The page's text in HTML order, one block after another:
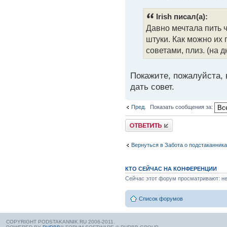
Irish писал(а):
Давно мечтала пить
штуки. Как можно их
советами, плиз. (на
Покажите,
дать совет.
Пред. Показать сообщения за:
Вернуться в Забота о
КТО СЕЙЧАС НА КОНФЕРЕНЦИИ
Сейчас этот форум просматривают:
Список форумов
COPYRIGHT PODSTAKANNIK.RU 2006-2011.